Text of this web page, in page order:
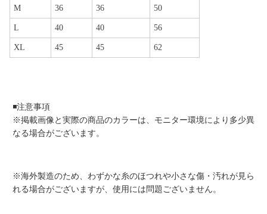
M 36 36 50
L 40 40 56
XL 45 45 62
◾️注意事項
※掲載画像と実際の商品のカラーは、モニター環境により多少異
なる場合がございます。
※海外製造のため、わずかな糸のほつれや小さな傷・汚れが見ら
れる場合がございますが、使用には問題ございません。